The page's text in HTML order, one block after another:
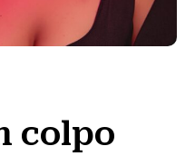
colpo